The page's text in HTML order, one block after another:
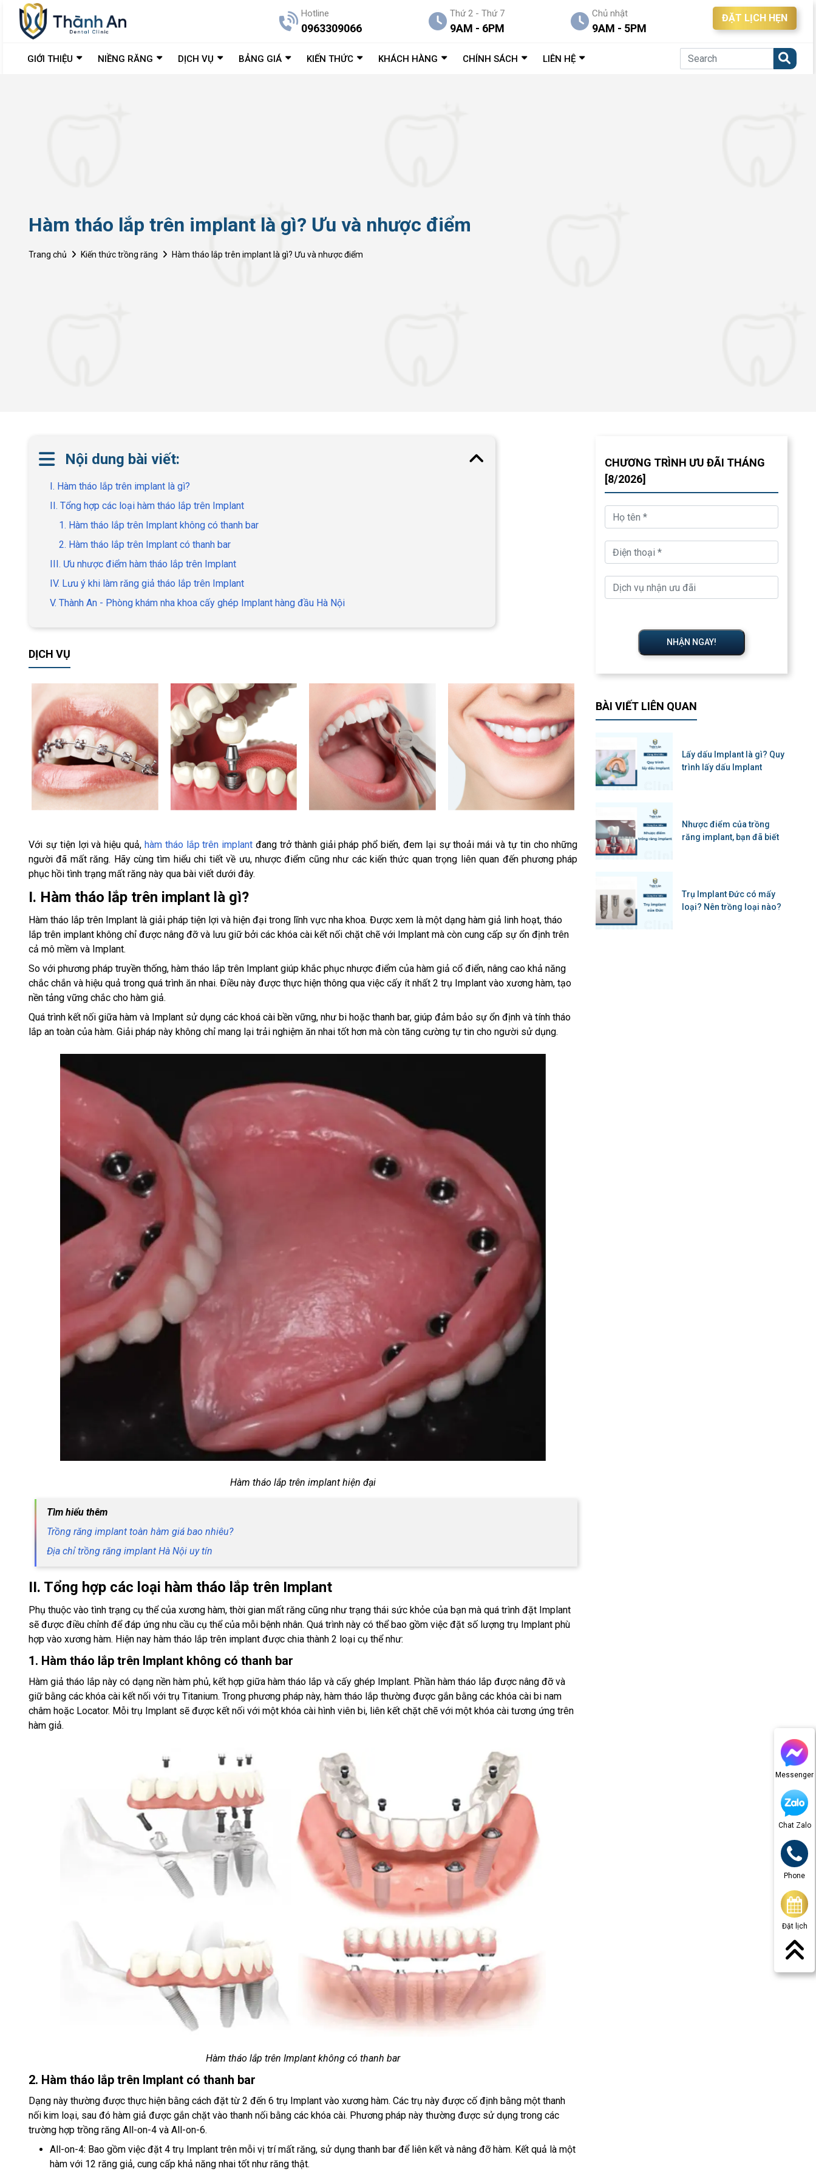
Hotline
0963309066
Thứ 2 - Thứ 7
9AM - 6PM
Chủ nhật
9AM - 5PM
ĐẶT LỊCH HẸN
GIỚI THIỆU NIỀNG RĂNG DỊCH VỤ BẢNG GIÁ KIẾN THỨC KHÁCH HÀNG CHÍNH SÁCH LIÊN HỆ
Messenger
Chat Zalo
Phone
Đặt lịch
Hàm tháo lắp trên implant là gì? Ưu và nhược điểm
Trang chủ Kiến thức trồng răng Hàm tháo lắp trên implant là gì? Ưu và nhược điểm
Nội dung bài viết:
I. Hàm tháo lắp trên implant là gì?
II. Tổng hợp các loại hàm tháo lắp trên Implant
1. Hàm tháo lắp trên Implant không có thanh bar
2. Hàm tháo lắp trên Implant có thanh bar
III. Ưu nhược điểm hàm tháo lắp trên Implant
IV. Lưu ý khi làm răng giả tháo lắp trên Implant
V. Thành An - Phòng khám nha khoa cấy ghép Implant hàng đầu Hà Nội
DỊCH VỤ
Với sự tiện lợi và hiệu quả, hàm tháo lắp trên implant đang trở thành giải pháp phổ biến, đem lại sự thoải mái và tự tin cho những
người đã mất răng. Hãy cùng tìm hiểu chi tiết về ưu, nhược điểm cũng như các kiến thức quan trọng liên quan đến phương pháp
phục hồi tình trạng mất răng này qua bài viết dưới đây.
I. Hàm tháo lắp trên implant là gì?
Hàm tháo lắp trên Implant là giải pháp tiện lợi và hiện đại trong lĩnh vực nha khoa. Được xem là một dạng hàm giả linh hoạt, tháo
lắp trên implant không chỉ được nâng đỡ và lưu giữ bởi các khóa cài kết nối chặt chẽ với Implant mà còn cung cấp sự ổn định trên
cả mô mềm và Implant.
So với phương pháp truyền thống, hàm tháo lắp trên Implant giúp khắc phục nhược điểm của hàm giả cổ điển, nâng cao khả năng
chắc chắn và hiệu quả trong quá trình ăn nhai. Điều này được thực hiện thông qua việc cấy ít nhất 2 trụ Implant vào xương hàm, tạo
nền tảng vững chắc cho hàm giả.
Quá trình kết nối giữa hàm và Implant sử dụng các khoá cài bền vững, như bi hoặc thanh bar, giúp đảm bảo sự ổn định và tính tháo
lắp an toàn của hàm. Giải pháp này không chỉ mang lại trải nghiệm ăn nhai tốt hơn mà còn tăng cường tự tin cho người sử dụng.
Hàm tháo lắp trên implant hiện đại
Tìm hiểu thêm
Trồng răng implant toàn hàm giá bao nhiêu?
Địa chỉ trồng răng implant Hà Nội uy tín
II. Tổng hợp các loại hàm tháo lắp trên Implant
Phụ thuộc vào tình trạng cụ thể của xương hàm, thời gian mất răng cũng như trạng thái sức khỏe của bạn mà quá trình đặt Implant
sẽ được điều chỉnh để đáp ứng nhu cầu cụ thể của mỗi bệnh nhân. Quá trình này có thể bao gồm việc đặt số lượng trụ Implant phù
hợp vào xương hàm. Hiện nay hàm tháo lắp trên implant được chia thành 2 loại cụ thể như:
1. Hàm tháo lắp trên Implant không có thanh bar
Hàm giả tháo lắp này có dạng nền hàm phủ, kết hợp giữa hàm tháo lắp và cấy ghép Implant. Phần hàm tháo lắp được nâng đỡ và
giữ bằng các khóa cài kết nối với trụ Titanium. Trong phương pháp này, hàm tháo lắp thường được gắn bằng các khóa cài bi nam
châm hoặc Locator. Mỗi trụ Implant sẽ được kết nối với một khóa cài hình viên bi, liên kết chặt chẽ với một khóa cài tương ứng trên
hàm giả.
Hàm tháo lắp trên Implant không có thanh bar
2. Hàm tháo lắp trên Implant có thanh bar
Dạng này thường được thực hiện bằng cách đặt từ 2 đến 6 trụ Implant vào xương hàm. Các trụ này được cố định bằng một thanh
nối kim loại, sau đó hàm giả được gắn chặt vào thanh nối bằng các khóa cài. Phương pháp này thường được sử dụng trong các
trường hợp trồng răng All-on-4 và All-on-6.
All-on-4: Bao gồm việc đặt 4 trụ Implant trên mỗi vị trí mất răng, sử dụng thanh bar để liên kết và nâng đỡ hàm. Kết quả là một
hàm với 12 răng giả, cung cấp khả năng nhai tốt như răng thật.
CHƯƠNG TRÌNH ƯU ĐÃI THÁNG
[8/2026]
NHẬN NGAY!
BÀI VIẾT LIÊN QUAN
Lấy dấu Implant là gì? Quy
trình lấy dấu Implant
Nhược điểm của trồng
răng implant, bạn đã biết
Trụ Implant Đức có mấy
loại? Nên trồng loại nào?